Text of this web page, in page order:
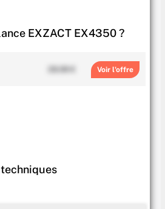
EXZACT EX4350 ?
Voir